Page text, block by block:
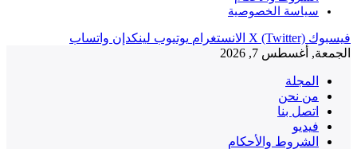
سياسة الخصوصية
فيسبوك X (Twitter) الانستغرام يوتيوب لينكدإن واتساب
الجمعة, أغسطس 7, 2026
المجلة
من نحن
اتصل بنا
فيديو
الشروط والأحكام